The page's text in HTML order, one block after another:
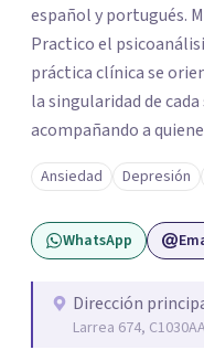
español y portugués.
Practico el
práctica clínica se
la singularidad de
acompañando a
angustia, dificultades
duelos, crisis vitales,
modos de malestar. La práctica analítica propone un
espacio de palabra
construcción de una
malestar.
Ansiedad Depresión
WhatsApp
Dirección
Larrea 674,